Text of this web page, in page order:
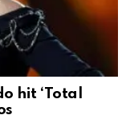
hit ‘Total